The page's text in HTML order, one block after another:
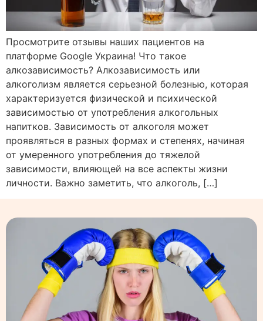
Просмотрите отзывы наших пациентов на
платформе Google Украина! Что такое
алкозависимость? Алкозависимость или
алкоголизм является серьезной болезнью, которая
характеризуется физической и психической
зависимостью от употребления алкогольных
напитков. Зависимость от алкоголя может
проявляться в разных формах и степенях, начиная
от умеренного употребления до тяжелой
зависимости, влияющей на все аспекты жизни
личности. Важно заметить, что алкоголь, […]